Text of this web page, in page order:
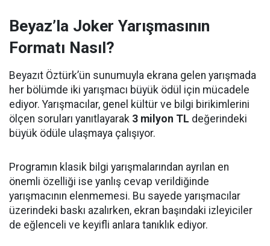
Beyaz’la Joker Yarışmasının
Formatı Nasıl?
Beyazıt Öztürk’ün sunumuyla ekrana gelen yarışmada
her bölümde iki yarışmacı büyük ödül için mücadele
ediyor. Yarışmacılar, genel kültür ve bilgi birikimlerini
ölçen soruları yanıtlayarak 3 milyon TL değerindeki
büyük ödüle ulaşmaya çalışıyor.
Programın klasik bilgi yarışmalarından ayrılan en
önemli özelliği ise yanlış cevap verildiğinde
yarışmacının elenmemesi. Bu sayede yarışmacılar
üzerindeki baskı azalırken, ekran başındaki izleyiciler
de eğlenceli ve keyifli anlara tanıklık ediyor.